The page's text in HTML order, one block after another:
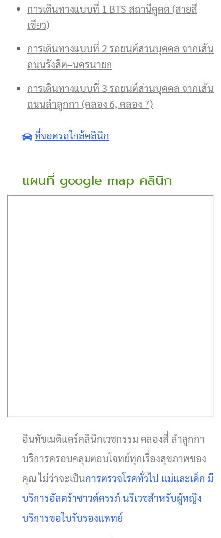
การเดินทางแบบที่ 1 BTS สถานีคูคต (สายสี
เขียว)
การเดินทางแบบที่ 2 รถยนต์ส่วนบุคคล จากเส้น
ถนนรังสิต–นครนายก
การเดินทางแบบที่ 3 รถยนต์ส่วนบุคคล จากเส้น
ถนนลำลูกกา (คลอง 6, คลอง 7)
ที่จอดรถใกล้คลินิก
แผนที่ google map คลินิก
อินทัชเมดิแคร์คลินิกเวชกรรม คลองสี่ ลำลูกกา
บริการครอบคลุมตอบโจทย์ทุกเรื่องสุขภาพของ
คุณ ไม่ว่าจะเป็นการตรวจโรคทั่วไป แม่และเด็ก มี
บริการอัลตร้าซาวด์ครรภ์ นรีเวชสำหรับผู้หญิง
บริการขอใบรับรองแพทย์